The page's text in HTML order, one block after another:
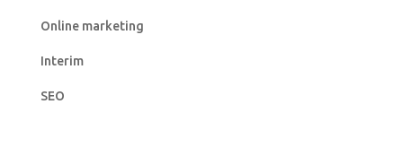
Online marketing
Interim
SEO